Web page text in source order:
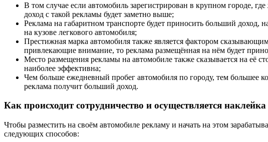
В том случае если автомобиль зарегистрирован в крупном городе,
доход с такой рекламы будет заметно выше;
Реклама на габаритном транспорте будет приносить больший доход,
на кузове легкового автомобиля;
Престижная марка автомобиля также является фактором
привлекающие внимание, то реклама размещённая на нём будет
Место размещения рекламы на автомобиле также сказывается на её
наиболее эффективна;
Чем больше ежедневный пробег автомобиля по городу, тем большее
реклама получит больший доход.
Как происходит сотрудничество и осуществляется
Чтобы разместить на своём автомобиле рекламу и начать на этом
следующих способов: